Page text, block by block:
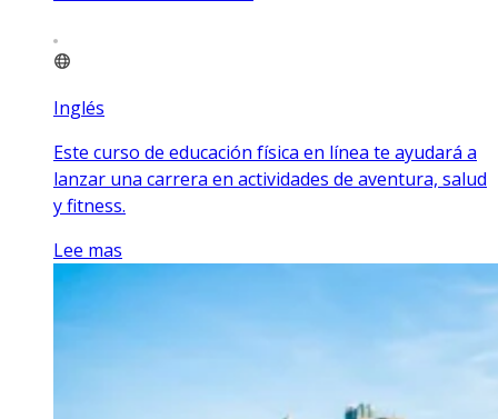
Inglés
Este curso de educación física en línea te ayudará a
lanzar una carrera en actividades de aventura, salud
y fitness.
Lee mas